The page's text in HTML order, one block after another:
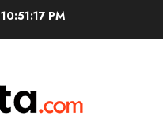
10:51:17 PM